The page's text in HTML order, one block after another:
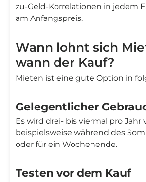
zu-Geld-Korrelationen in jedem
am Anfangspreis.
Wann lohnt sich
wann der Kauf?
Mieten ist eine gute Option in
Gelegentlicher
Es wird drei- bis viermal pro Jahr
beispielsweise während des
oder für ein Wochenende.
Testen vor dem Kauf